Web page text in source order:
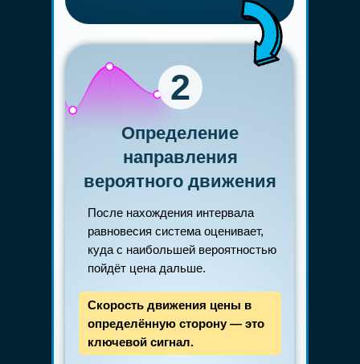
2
После нахождения интервала
равновесия система оценивает,
куда с наибольшей вероятностью
пойдёт цена дальше.
Скорость движения цены в
определённую сторону — это
ключевой сигнал.
Определение
направления
вероятного движения